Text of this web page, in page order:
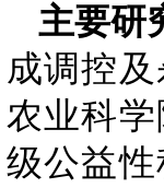
主要研
成调控
农业科
级公益